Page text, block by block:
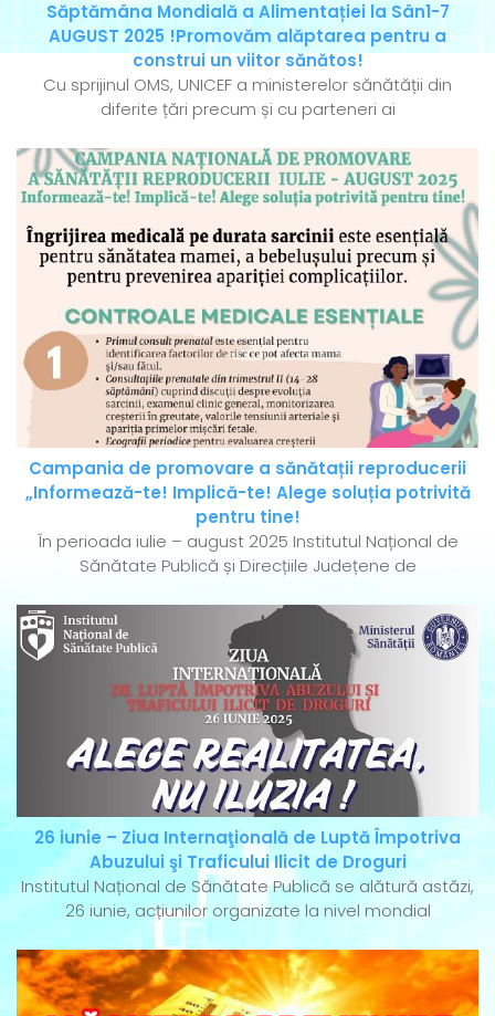
Săptămâna Mondială a Alimentației la Sân1-7
AUGUST 2025 !Promovăm alăptarea pentru a
construi un viitor sănătos!
Cu sprijinul OMS, UNICEF a ministerelor sănătății din
diferite țări precum și cu parteneri ai
Campania de promovare a sănătații reproducerii
„Informează-te! Implică-te! Alege soluția potrivită
pentru tine!
În perioada iulie – august 2025 Institutul Național de
Sănătate Publică și Direcțiile Județene de
26 iunie – Ziua Internaţională de Luptă Împotriva
Abuzului şi Traficului Ilicit de Droguri
Institutul Național de Sănătate Publică se alătură astăzi,
26 iunie, acțiunilor organizate la nivel mondial